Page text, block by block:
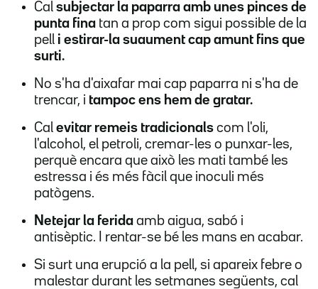
Cal subjectar la paparra amb unes pinces de
punta fina tan a prop com sigui possible de la
pell i estirar-la suaument cap amunt fins que
surti.
No s'ha d'aixafar mai cap paparra ni s'ha de
trencar, i tampoc ens hem de gratar.
Cal evitar remeis tradicionals com l'oli,
l'alcohol, el petroli, cremar-les o punxar-les,
perquè encara que això les mati també les
estressa i és més fàcil que inoculi més
patògens.
Netejar la ferida amb aigua, sabó i
antisèptic. I rentar-se bé les mans en acabar.
Si surt una erupció a la pell, si apareix febre o
malestar durant les setmanes següents, cal